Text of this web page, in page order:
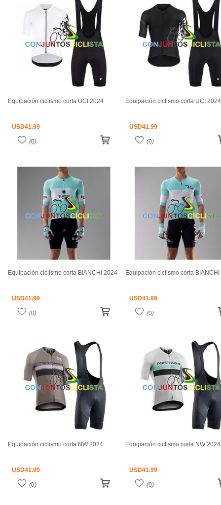
Equipación ciclismo corta UCI 2024
USD41.99
(0)
Equipación ciclismo corta UCI 2024
USD41.99
(0)
Equipación ciclismo corta BIANCHI 2024
USD41.99
(0)
Equipación ciclismo corta
USD41.99
(0)
Equipación ciclismo corta NW 2024
USD41.99
(0)
Equipación ciclismo corta NW 2024
USD41.99
(0)